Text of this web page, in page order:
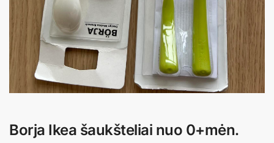
Borja Ikea šaukšteliai nuo 0+mėn.